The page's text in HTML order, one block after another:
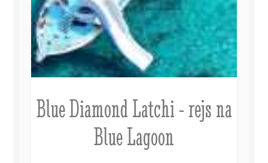
Blue Diamond Latchi - rejs na
Blue Lagoon